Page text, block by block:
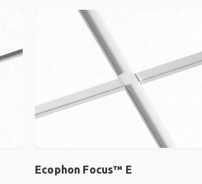
Ecophon Focus™ E